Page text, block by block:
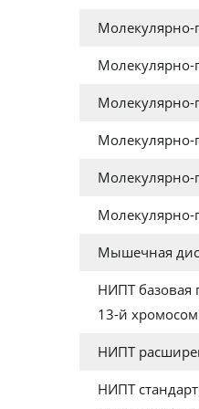
Молекулярно-
Молекулярно-
Молекулярно-
Молекулярно-
Молекулярно-
Молекулярно-
Мышечная
НИПТ базовая
13-й
НИПТ
НИПТ